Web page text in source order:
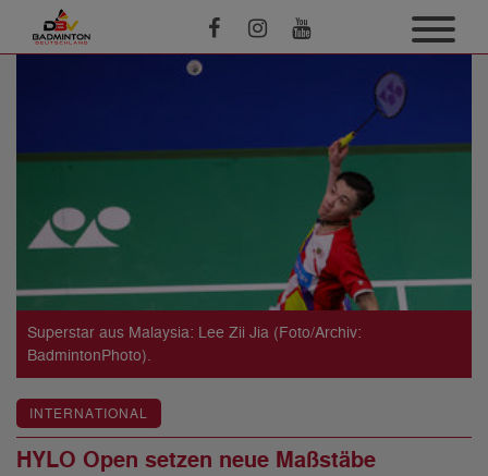
Superstar aus Malaysia: Lee Zii Jia (Foto/Archiv:
BadmintonPhoto).
INTERNATIONAL
HYLO Open setzen neue Maßstäbe